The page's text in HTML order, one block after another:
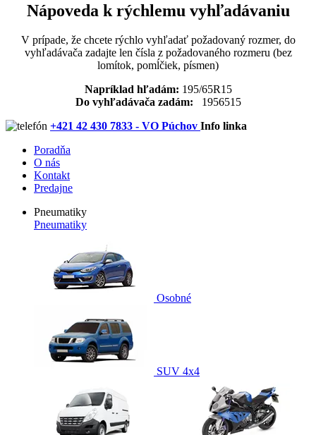
Nápoveda k rýchlemu vyhľadávaniu
V prípade, že chcete rýchlo vyhľadať požadovaný rozmer, do
vyhľadávača zadajte len čísla z požadovaného rozmeru (bez
lomítok, pomĺčiek, písmen)
Napríklad hľadám: 195/65R15
Do vyhľadávača zadám: 1956515
+421 42 430 7833 - VO Púchov Info linka
Poradňa
O nás
Kontakt
Predajne
Pneumatiky
Pneumatiky
Osobné
SUV 4x4